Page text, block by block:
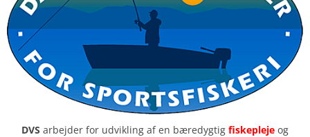
DVS arbejder for udvikling af en bæredygtig fiskepleje og